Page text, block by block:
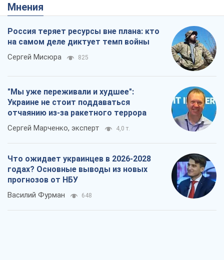
Мнения
Россия теряет ресурсы вне плана: кто
на самом деле диктует темп войны
Сергей Мисюра 825
"Мы уже переживали и худшее":
Украине не стоит поддаваться
отчаянию из-за ракетного террора
Сергей Марченко, эксперт 4,0 т.
Что ожидает украинцев в 2026-2028
годах? Основные выводы из новых
прогнозов от НБУ
Василий Фурман 648